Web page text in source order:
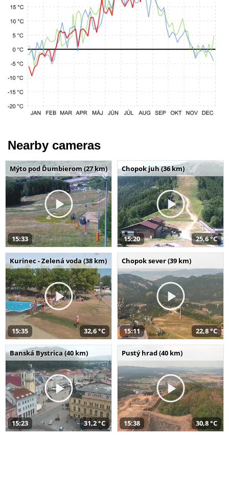
Nearby cameras
Mýto pod Ďumbierom (27 km)
15:33
Chopok juh (36 km)
15:20 25,6 °C
Kurinec - Zelená voda (38 km)
15:35 32,6 °C
Chopok sever (39 km)
15:11 22,8 °C
Banská Bystrica (40 km)
15:23 31,2 °C
Pustý hrad (40 km)
15:38 30,8 °C